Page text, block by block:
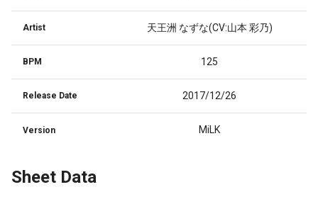
Artist 天王洲 なずな(CV:山本 彩乃)
BPM 125
Release Date 2017/12/26
Version MiLK
Sheet Data